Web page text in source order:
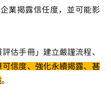
業揭露信任度，並可能影
估手冊」建立嚴謹流程、
可信度、強化永續揭露、甚
。